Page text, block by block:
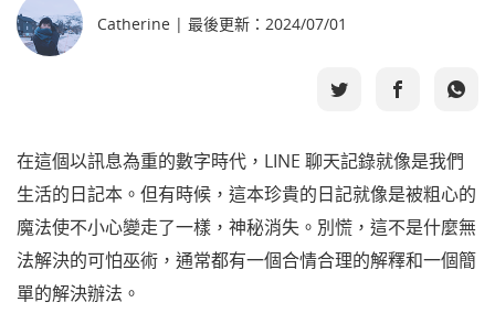
選擇語言
Catherine | 最後更新：2024/07/01
在這個以訊息為重的數字時代，LINE 聊天記錄就像是我們
生活的日記本。但有時候，這本珍貴的日記就像是被粗心的
魔法使不小心變走了一樣，神秘消失。別慌，這不是什麼無
法解決的可怕巫術，通常都有一個合情合理的解釋和一個簡
單的解決辦法。